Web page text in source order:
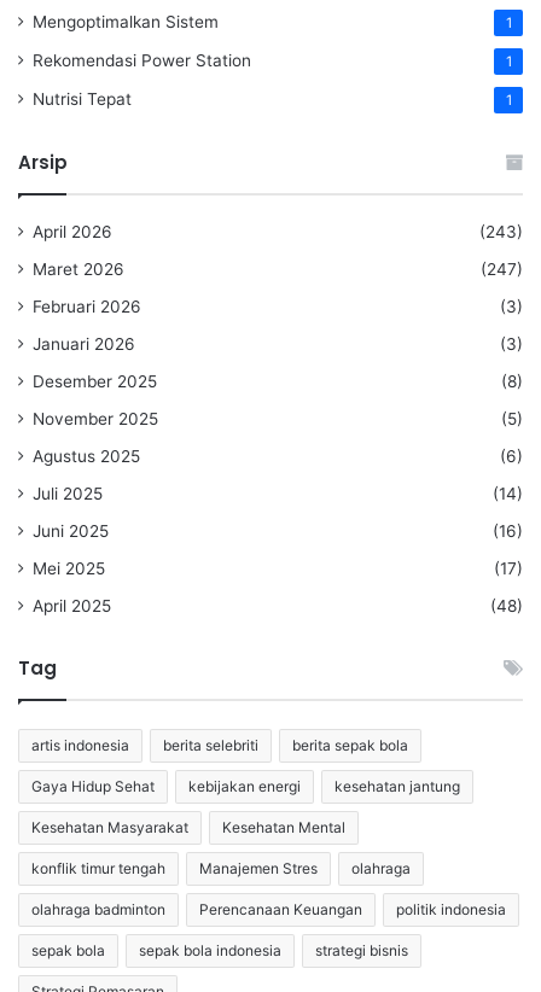
Mengoptimalkan Sistem 1
Rekomendasi Power Station 1
Nutrisi Tepat 1
Arsip
April 2026
(243)
Maret 2026
(247)
Februari 2026
(3)
Januari 2026
(3)
Desember 2025
(8)
November 2025
(5)
Agustus 2025
(6)
Juli 2025
(14)
Juni 2025
(16)
Mei 2025
(17)
April 2025
(48)
Tag
artis indonesia berita selebriti berita sepak bola
Gaya Hidup Sehat kebijakan energi kesehatan jantung
Kesehatan Masyarakat Kesehatan Mental
konflik timur tengah Manajemen Stres olahraga
olahraga badminton Perencanaan Keuangan politik indonesia
sepak bola sepak bola indonesia strategi bisnis